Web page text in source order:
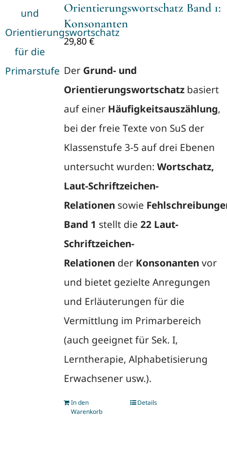
Orientierungswortschatz Band 1:
Konsonanten
29,80 €
Der Grund- und
Orientierungswortschatzbasiert
auf einer Häufigkeitsauszählung,
bei der freie Texte von SuS der
Klassenstufe 3-5 auf drei Ebenen
untersucht wurden: Wortschatz,
Laut-Schriftzeichen-
Relationen sowie
Band 1 stellt die 22 Laut-
Schriftzeichen-
Relationen der Konsonanten vor
und bietet gezielte Anregungen
und Erläuterungen für die
Vermittlung im Primarbereich
(auch geeignet für Sek. I,
Lerntherapie, Alphabetisierung
Erwachsener usw.).
In den
Warenkorb
Details